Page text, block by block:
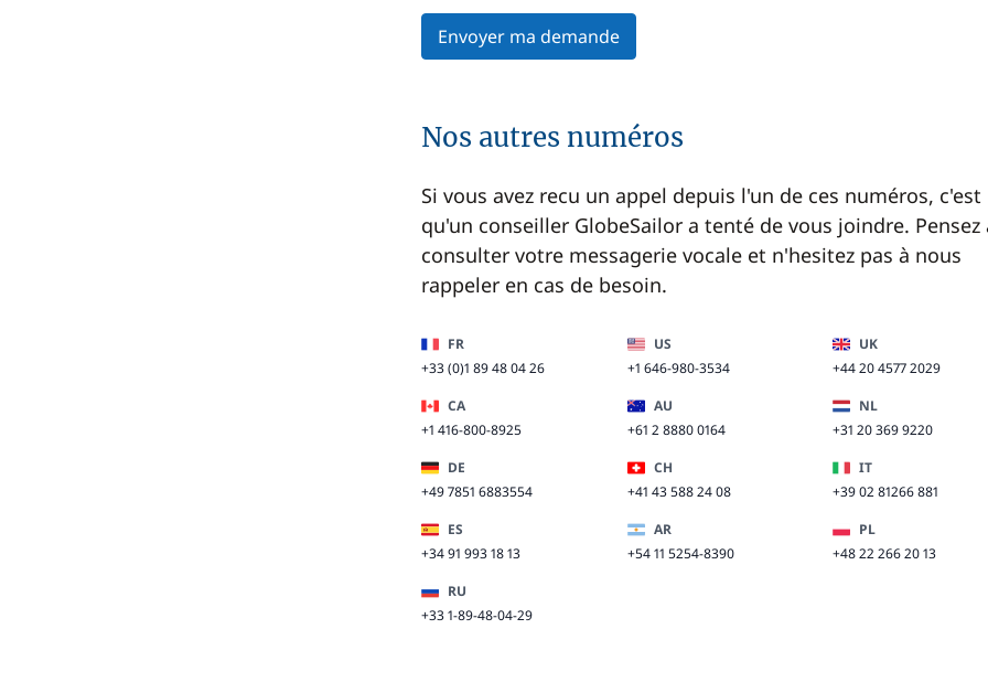
Envoyer ma demande
Nos autres numéros
Si vous avez recu un appel depuis l'un de ces numéros, c'est
qu'un conseiller GlobeSailor a tenté de vous joindre. Pensez
consulter votre messagerie vocale et n'hesitez pas à nous
rappeler en cas de besoin.
FR
+33 (0)1 89 48 04 26
US
+1 646-980-3534
UK
+44 20 4577 2029
CA
+1 416-800-8925
AU
+61 2 8880 0164
NL
+31 20 369 9220
DE
+49 7851 6883554
CH
+41 43 588 24 08
IT
+39 02 81266 881
ES
+34 91 993 18 13
AR
+54 11 5254-8390
PL
+48 22 266 20 13
RU
+33 1-89-48-04-29